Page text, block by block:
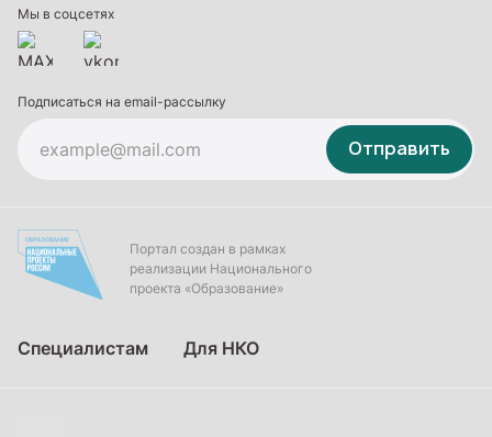
Дополнительное образование
Мы в соцсетях
Подписаться на email-рассылку
Отправить
Портал создан в рамках
реализации Национального
проекта «Образование»
Специалистам Для НКО